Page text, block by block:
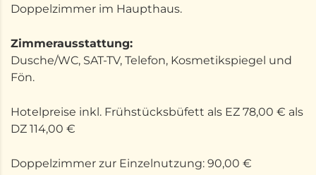
Doppelzimmer im Haupthaus.
Zimmerausstattung:
Dusche/WC, SAT-TV, Telefon, Kosmetikspiegel und
Fön.
Hotelpreise inkl. Frühstücksbüfett als EZ 78,00 € als
DZ 114,00 €
Doppelzimmer zur Einzelnutzung: 90,00 €